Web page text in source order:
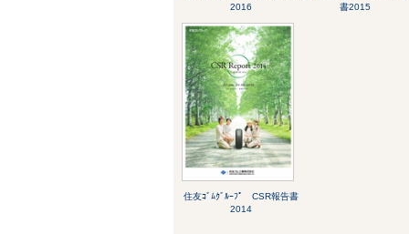
2016
書2015
住友ｺﾞﾑｸﾞﾙｰﾌﾟ CSR報告書
2014